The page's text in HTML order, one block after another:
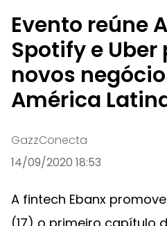
Evento reúne
Spotify e
novos
América
GazzConecta
14/09/2020 18:53
A fintech Ebanx